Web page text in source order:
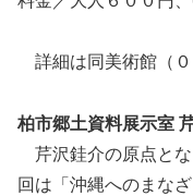
詳細は同美術館（０
柏市郷土資料展示室
芹沢銈介の原点とな
回は「沖縄へのまな